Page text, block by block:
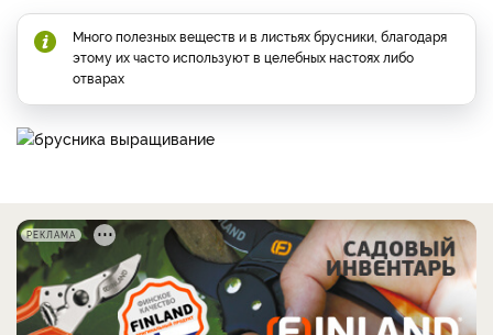
Много полезных веществ и в листьях брусники, благодаря
этому их часто используют в целебных настоях либо
отварах
РЕКЛАМА